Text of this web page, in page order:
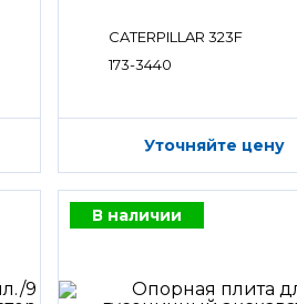
CATERPILLAR 323F
173-3440
Уточняйте цену
В наличии